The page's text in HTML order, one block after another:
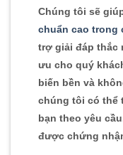
Chúng tôi sẽ
chuẩn cao trong
trợ giải đáp thắc
ưu cho quý
biến bền và
chúng tôi có thể
bạn theo yêu
được chứng